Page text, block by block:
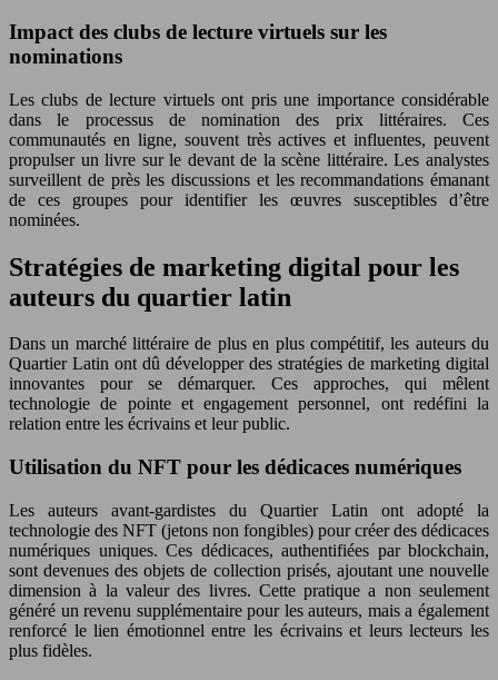
Impact des clubs de lecture virtuels sur les
nominations
Les clubs de lecture virtuels ont pris une importance considérable
dans le processus de nomination des prix littéraires. Ces
communautés en ligne, souvent très actives et influentes, peuvent
propulser un livre sur le devant de la scène littéraire. Les analystes
surveillent de près les discussions et les recommandations émanant
de ces groupes pour identifier les œuvres susceptibles d’être
nominées.
Stratégies de marketing digital pour les
auteurs du quartier latin
Dans un marché littéraire de plus en plus compétitif, les auteurs du
Quartier Latin ont dû développer des stratégies de marketing digital
innovantes pour se démarquer. Ces approches, qui mêlent
technologie de pointe et engagement personnel, ont redéfini la
relation entre les écrivains et leur public.
Utilisation du NFT pour les dédicaces numériques
Les auteurs avant-gardistes du Quartier Latin ont adopté la
technologie des NFT (jetons non fongibles) pour créer des dédicaces
numériques uniques. Ces dédicaces, authentifiées par blockchain,
sont devenues des objets de collection prisés, ajoutant une nouvelle
dimension à la valeur des livres. Cette pratique a non seulement
généré un revenu supplémentaire pour les auteurs, mais a également
renforcé le lien émotionnel entre les écrivains et leurs lecteurs les
plus fidèles.